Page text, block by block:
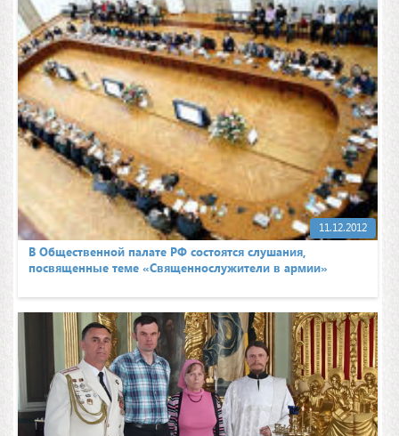
11.12.2012
В Общественной палате РФ состоятся слушания,
посвященные теме «Священнослужители в армии»